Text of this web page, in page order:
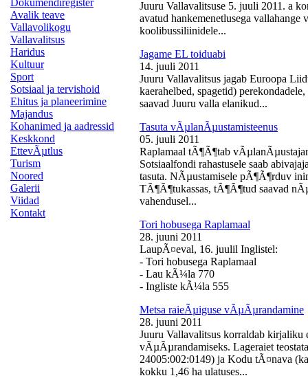
Dokumendiregister
Avalik teave
Vallavolikogu
Vallavalitsus
Haridus
Kultuur
Sport
Sotsiaal ja tervishoid
Ehitus ja planeerimine
Majandus
Kohanimed ja aadressid
Keskkond
EttevÃµtlus
Turism
Noored
Galerii
Viidad
Kontakt
Juuru Vallavalitsuse 5. juuli 2011. a
avatud hankemenetlusega vallahange
koolibussiliinidele...
Jagame EL toiduabi
14. juuli 2011
Juuru Vallavalitsus jagab Euroopa
kaerahelbed, spagetid)
saavad Juuru valla elanikud...
Tasuta vÃµlanÃµustamisteenus
05. juuli 2011
Raplamaal tÃ¶Ã¶tab
Sotsiaalfondi rahastusele saab
tasuta. NÃµustamisele pÃ¶Ã¶rduv
TÃ¶Ã¶tukassas, tÃ¶Ã¶tud saavad
vahendusel...
Tori hobusega Raplamaal
28. juuni 2011
LaupÃ¤eval, 16. juulil Inglistel:
- Tori hobusega Raplamaal
- Lau kÃ¼la 770
- Ingliste kÃ¼la 555
Metsa raieÃµiguse vÃµÃµrandamine
28. juuni 2011
Juuru Vallavalitsus korraldab kirjaliku
vÃµÃµrandamiseks. Lageraiet
24005:002:0149) ja Kodu tÃ¤nava
kokku 1,46 ha ulatuses...